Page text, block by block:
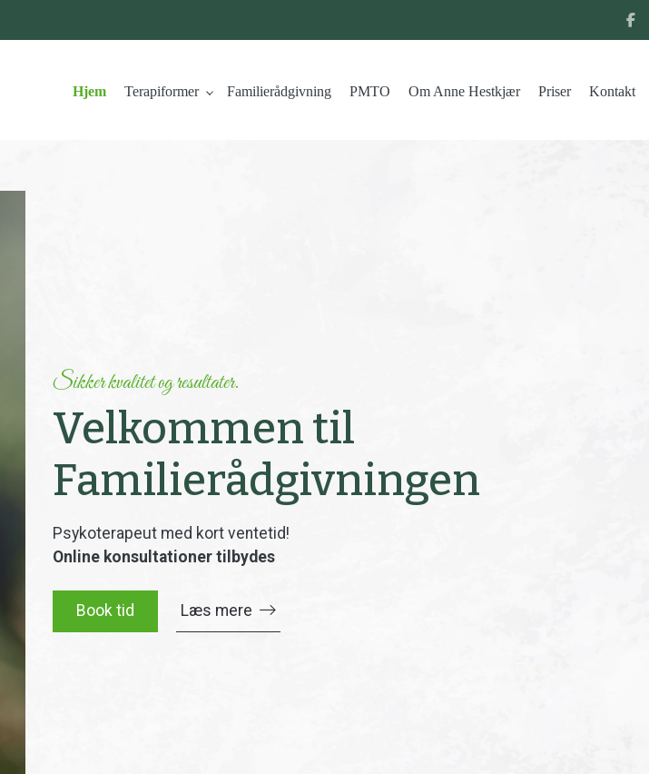
Hjem Terapiformer Familierådgivning PMTO Om Anne Hestkjær Priser Kontakt
Sikker kvalitet og resultater.
Velkommen til
Familierådgivningen
Psykoterapeut med kort ventetid!
Online konsultationer tilbydes
Book tid Læs mere